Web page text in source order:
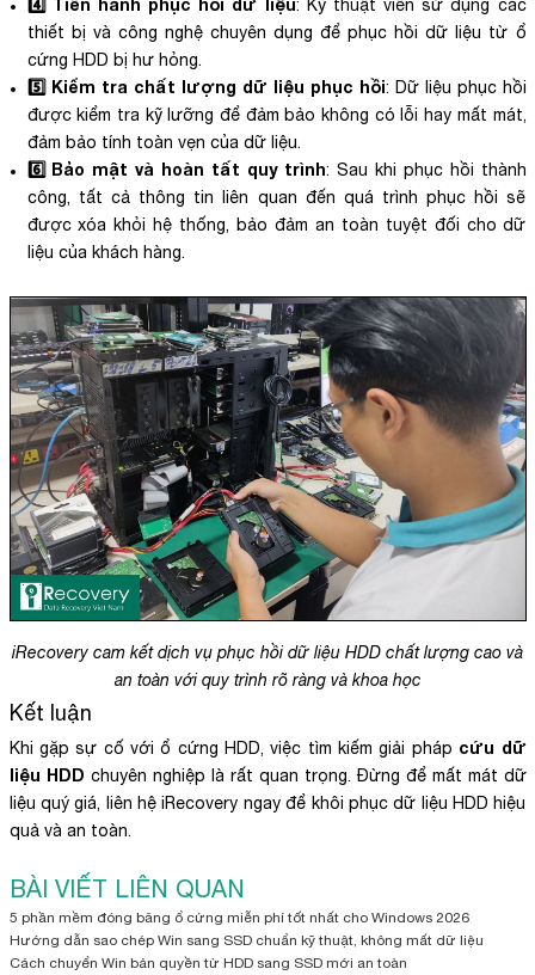
4️⃣ Tiến hành phục hồi dữ liệu: Kỹ thuật viên sử dụng các
thiết bị và công nghệ chuyên dụng để phục hồi dữ liệu từ ổ
cứng HDD bị hư hỏng.
5️⃣ Kiểm tra chất lượng dữ liệu phục hồi: Dữ liệu phục hồi
được kiểm tra kỹ lưỡng để đảm bảo không có lỗi hay mất mát,
đảm bảo tính toàn vẹn của dữ liệu.
6️⃣ Bảo mật và hoàn tất quy trình: Sau khi phục hồi thành
công, tất cả thông tin liên quan đến quá trình phục hồi sẽ
được xóa khỏi hệ thống, bảo đảm an toàn tuyệt đối cho dữ
liệu của khách hàng.
iRecovery cam kết dịch vụ phục hồi dữ liệu HDD chất lượng cao và
an toàn với quy trình rõ ràng và khoa học
Kết luận
Khi gặp sự cố với ổ cứng HDD, việc tìm kiếm giải pháp cứu dữ
liệu HDD chuyên nghiệp là rất quan trọng. Đừng để mất mát dữ
liệu quý giá, liên hệ iRecovery ngay để khôi phục dữ liệu HDD hiệu
quả và an toàn.
BÀI VIẾT LIÊN QUAN
5 phần mềm đóng băng ổ cứng miễn phí tốt nhất cho Windows 2026
Hướng dẫn sao chép Win sang SSD chuẩn kỹ thuật, không mất dữ liệu
Cách chuyển Win bản quyền từ HDD sang SSD mới an toàn